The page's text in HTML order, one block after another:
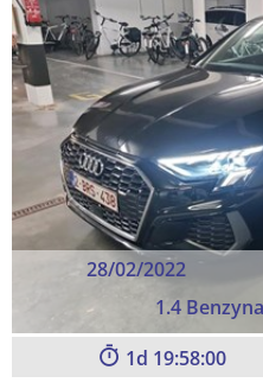
28/02/2022
1.4
1 19:57:59